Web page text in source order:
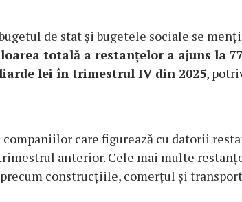
de stat și bugetele sociale se
totală a restanțelor a ajuns la
lei în trimestrul IV din 2025,
care figurează cu datorii
anterior. Cele mai multe
construcțiile, comerțul și